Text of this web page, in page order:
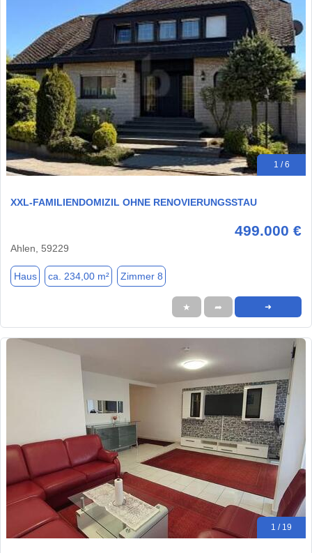
1 / 6
XXL-FAMILIENDOMIZIL OHNE RENOVIERUNGSSTAU
499.000 €
Ahlen, 59229
Haus ca. 234,00 m² Zimmer 8
★ ➦ ➜
1 / 19